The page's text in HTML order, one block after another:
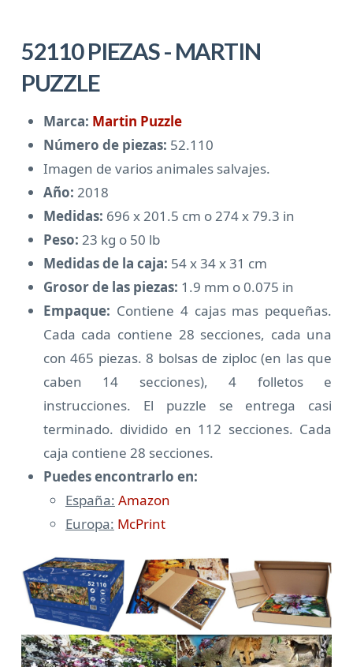
52110 PIEZAS - MARTIN
PUZZLE
Marca: Martin Puzzle
Número de piezas: 52.110
Imagen de varios animales salvajes.
Año: 2018
Medidas: 696 x 201.5 cm o 274 x 79.3 in
Peso: 23 kg o 50 lb
Medidas de la caja: 54 x 34 x 31 cm
Grosor de las piezas: 1.9 mm o 0.075 in
Empaque: Contiene 4 cajas mas pequeñas.
Cada cada contiene 28 secciones, cada una
con 465 piezas. 8 bolsas de ziploc (en las que
caben 14 secciones), 4 folletos e
instrucciones. El puzzle se entrega casi
terminado. dividido en 112 secciones. Cada
caja contiene 28 secciones.
Puedes encontrarlo en:
España: Amazon
Europa: McPrint